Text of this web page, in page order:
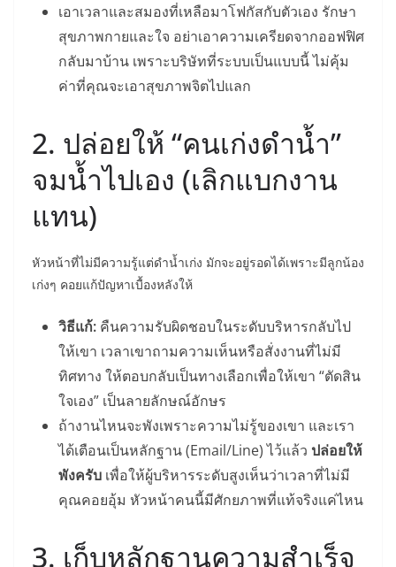
เอาเวลาและสมองที่เหลือมาโฟกัสกับตัวเอง รักษา
สุขภาพกายและใจ อย่าเอาความเครียดจากออฟฟิศ
กลับมาบ้าน เพราะบริษัทที่ระบบเป็นแบบนี้ ไม่คุ้ม
ค่าที่คุณจะเอาสุขภาพจิตไปแลก
2. ปล่อยให้ “คนเก่งดำน้ำ”
จมน้ำไปเอง (เลิกแบกงาน
แทน)
หัวหน้าที่ไม่มีความรู้แต่ดำน้ำเก่ง มักจะอยู่รอดได้เพราะมีลูกน้อง
เก่งๆ คอยแก้ปัญหาเบื้องหลังให้
วิธีแก้: คืนความรับผิดชอบในระดับบริหารกลับไป
ให้เขา เวลาเขาถามความเห็นหรือสั่งงานที่ไม่มี
ทิศทาง ให้ตอบกลับเป็นทางเลือกเพื่อให้เขา “ตัดสิน
ใจเอง” เป็นลายลักษณ์อักษร
ถ้างานไหนจะพังเพราะความไม่รู้ของเขา และเรา
ได้เตือนเป็นหลักฐาน (Email/Line) ไว้แล้ว ปล่อยให้
พังครับ เพื่อให้ผู้บริหารระดับสูงเห็นว่าเวลาที่ไม่มี
คุณคอยอุ้ม หัวหน้าคนนี้มีศักยภาพที่แท้จริงแค่ไหน
3. เก็บหลักฐานความสำเร็จ